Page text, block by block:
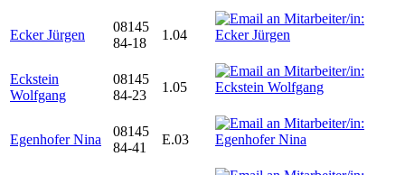
Ecker Jürgen
08145
84-18
1.04
Eckstein
Wolfgang
08145
84-23
1.05
Egenhofer Nina
08145
84-41
E.03